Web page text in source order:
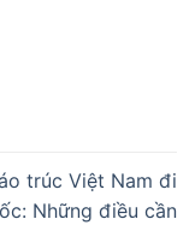
trúc Việt Nam đi
Những điều cần